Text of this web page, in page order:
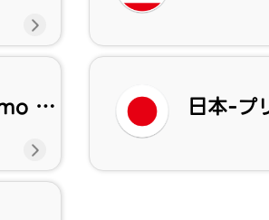
日本 docomo eSIM